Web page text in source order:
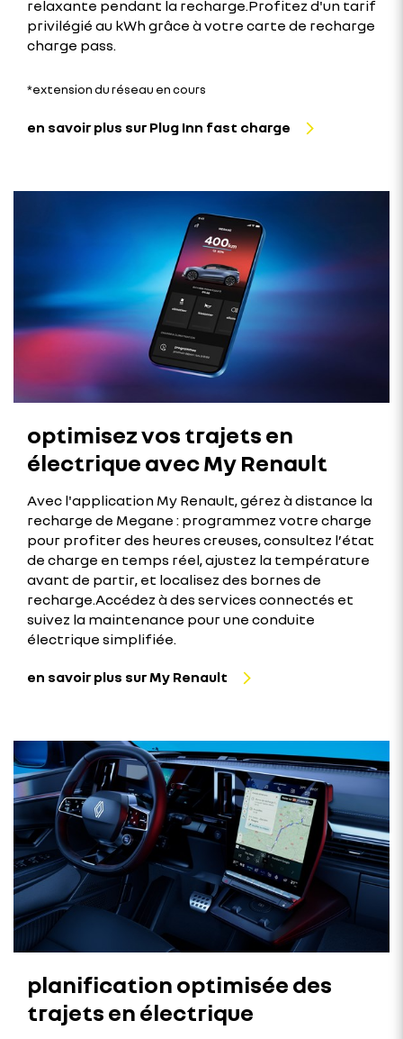
relaxante pendant la recharge.Profitez d'un tarif
privilégié au kWh grâce à votre carte de recharge
charge pass.
*extension du réseau en cours
en savoir plus sur Plug Inn fast charge
optimisez vos trajets en
électrique avec My Renault
Avec l'application My Renault, gérez à distance la
recharge de Megane : programmez votre charge
pour profiter des heures creuses, consultez l’état
de charge en temps réel, ajustez la température
avant de partir, et localisez des bornes de
recharge.Accédez à des services connectés et
suivez la maintenance pour une conduite
électrique simplifiée.
en savoir plus sur My Renault
planification optimisée des
trajets en électrique